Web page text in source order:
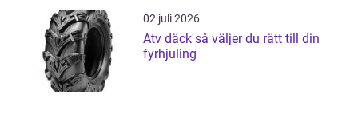
02 juli 2026
Atv däck så väljer du rätt till din
fyrhjuling